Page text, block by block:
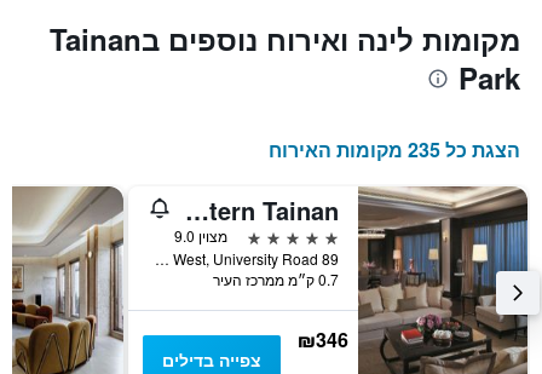
מקומות לינה ואירוח נוספים בTainan
Park
הצגת כל 235 מקומות האירוח
Shangri-La Far Eastern Tainan
5 כוכבים
מצוין 9.0
89 Section West, University Road, טאינאן, טייוואן
0.7 ק״מ ממרכז העיר
₪346
צפייה בדילים